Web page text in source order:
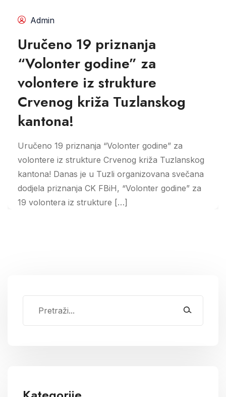
Admin
Uručeno 19 priznanja
“Volonter godine” za
volontere iz strukture
Crvenog križa Tuzlanskog
kantona!
Uručeno 19 priznanja “Volonter godine” za
volontere iz strukture Crvenog križa Tuzlanskog
kantona! Danas je u Tuzli organizovana svečana
dodjela priznanja CK FBiH, “Volonter godine” za
19 volontera iz strukture […]